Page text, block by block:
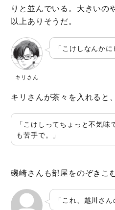
りと並んでいる。大きいの
以上ありそうだ。
キリさん
「こけしなんか
キリさんが茶々を入れると
「こけしってちょっと不気味
も苦手で。」
磯崎さんも部屋をのぞきこむ
「これ、越川さ